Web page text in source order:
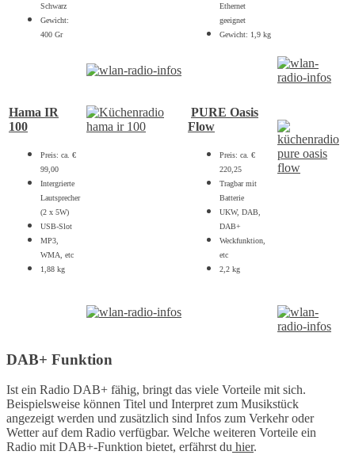
Schwarz
Gewicht:
400 Gr
Ethernet
geeignet
Gewicht: 1,9 kg
Hama IR
100
Preis: ca. €
99,00
Intergrierte
Lautsprecher
(2 x 5W)
USB-Slot
MP3,
WMA, etc
1,88 kg
PURE Oasis
Flow
Preis: ca. €
220,25
Tragbar mit
Batterie
UKW, DAB,
DAB+
Weckfunktion,
etc
2,2 kg
DAB+ Funktion
Ist ein Radio DAB+ fähig, bringt das viele Vorteile mit sich.
Beispielsweise können Titel und Interpret zum Musikstück
angezeigt werden und zusätzlich sind Infos zum Verkehr oder
Wetter auf dem Radio verfügbar. Welche weiteren Vorteile ein
Radio mit DAB+-Funktion bietet, erfährst du hier.